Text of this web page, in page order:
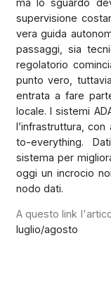
ma lo sguardo
supervisione
vera guida
passaggi, sia
regolatorio
punto vero,
entrata a fare
locale. I sistemi
l’infrastruttura,
to-everything.
sistema per
oggi un incrocio
nodo dati.
A questo link
luglio/agosto